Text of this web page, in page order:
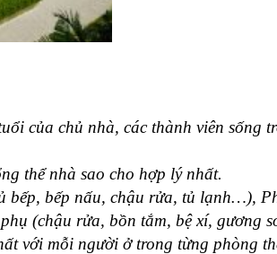
của chủ nhà, các thành viên sống
thể nhà sao cho hợp lý nhất.
bếp, bếp nấu, chậu rửa, tủ lạnh…),
(chậu rửa, bồn tắm, bệ xí, gương
với mỗi người ở trong từng phòng